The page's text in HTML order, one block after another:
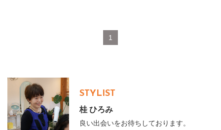
1
STYLIST
桂 ひろみ
良い出会いをお待ちしております。